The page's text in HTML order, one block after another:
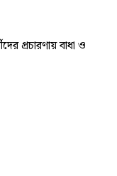
প্রচারণায় বাধা ও